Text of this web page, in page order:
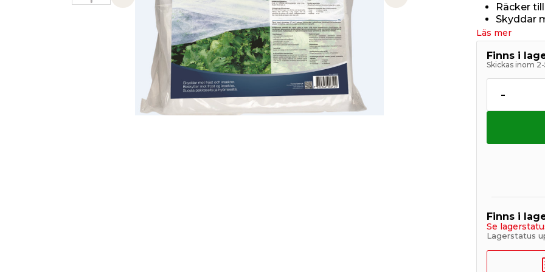
Previous slide
Räcker
Skyddar
Läs mer
Finns i
Skickas inom
-
Finns i
Se
Lagerstatus